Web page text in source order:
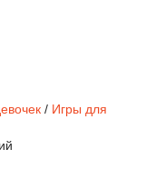
/ Игры для